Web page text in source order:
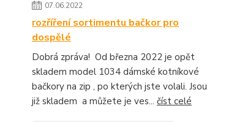
07.06.2022
rozříření sortimentu bačkor pro
dospělé
Dobrá zpráva! Od března 2022 je opět
skladem model 1034 dámské kotníkové
bačkory na zip , po kterých jste volali. Jsou
již skladem a můžete je ves... číst celé